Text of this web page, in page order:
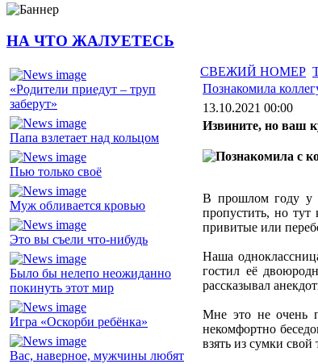
НА ЧТО ЖАЛУЕТЕСЬ
«Родители приедут – труп
заберут»
Папа взлетает над кольцом
Пью только своё
Муж обливается кровью
Это вы съели что-нибудь
Было бы нелепо неожиданно
покинуть этот мир
Игра «Оскорби ребёнка»
Вас, наверное, мужчины любят
СВЕЖИЙ НОМЕР
Познакомила
13.10.2021 00:00
Извините, но ваш
В прошлом году у
пропустить, но
привитые или
Наша
гостил её
рассказывал
Мне это не очень
некомфортно
взять из сумки